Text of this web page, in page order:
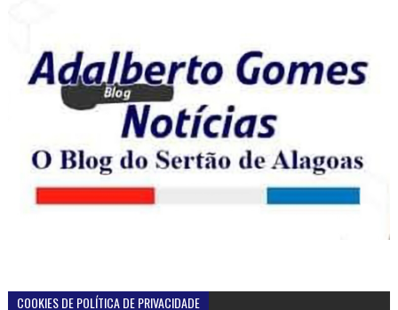
COOKIES DE POLÍTICA DE PRIVACIDADE